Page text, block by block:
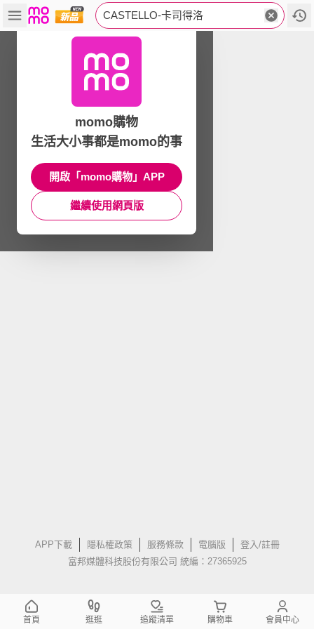
CASTELLO-卡司得洛
APP下載 隱私權政策 服務條款 電腦版
登入/註冊
富邦媒體科技股份有限公司 統編：27365925
momo購物
生活大小事都是momo的事
開啟「momo購物」APP
繼續使用網頁版
首頁 逛逛 追蹤清單 購物車 會員中心